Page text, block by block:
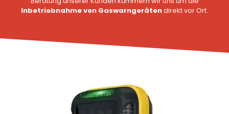
Inbetriebnahme von Gaswarngerätendirekt vor Ort.